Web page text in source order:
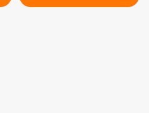
[Affichage][Coloriage]